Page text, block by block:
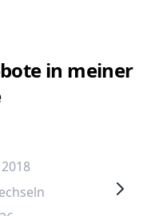
in meiner